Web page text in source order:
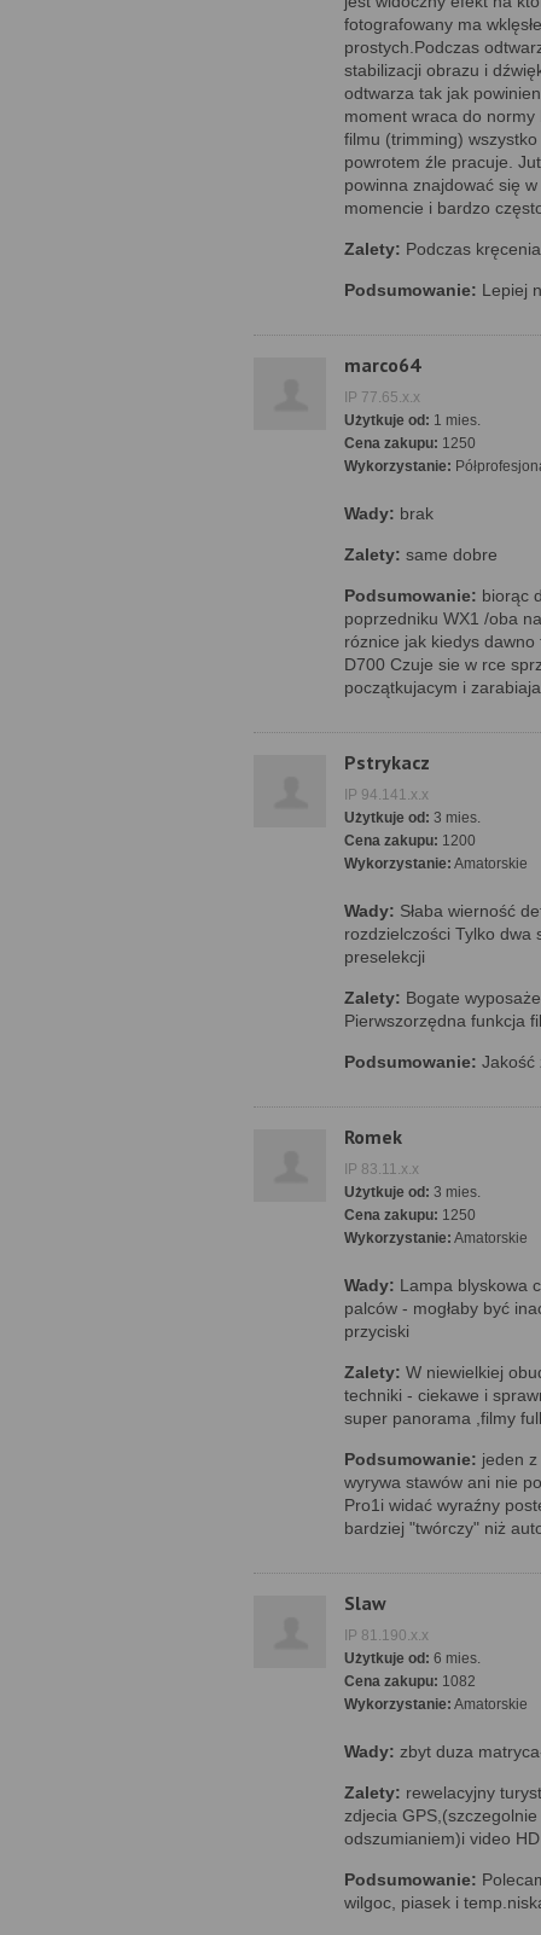
fotografowany ma
prostych.Podczas
stabilizacji obrazu i
odtwarza tak jak
moment wraca do normy
filmu (trimming)
powrotem źle pracuje.
powinna znajdować się
momencie i bardzo
Zalety: Podczas
Podsumowanie: Lepiej
marco64
IP 77.65.x.x
Użytkuje od: 1 mies.
Cena zakupu: 1250
Wykorzystanie:
Wady: brak
Zalety: same dobre
Podsumowanie: biorąc
poprzedniku WX1 /oba
róznice jak kiedys
D700 Czuje sie w rce
początkujacym i
Pstrykacz
IP 94.141.x.x
Użytkuje od: 3 mies.
Cena zakupu: 1200
Wykorzystanie: Amatorskie
Wady: Słaba wierność
rozdzielczości Tylko dwa
preselekcji
Zalety: Bogate
Pierwszorzędna funkcja
Podsumowanie: Jakość
Romek
IP 83.11.x.x
Użytkuje od: 3 mies.
Cena zakupu: 1250
Wykorzystanie: Amatorskie
Wady: Lampa blyskowa
palców - mogłaby być
przyciski
Zalety: W niewielkiej
techniki - ciekawe i
super panorama ,filmy
Podsumowanie: jeden z
wyrywa stawów ani nie
Pro1i widać wyraźny
bardziej "twórczy" niż
Slaw
IP 81.190.x.x
Użytkuje od: 6 mies.
Cena zakupu: 1082
Wykorzystanie: Amatorskie
Wady: zbyt duza
Zalety: rewelacyjny
zdjecia
odszumianiem)i video HD
Podsumowanie:
wilgoc, piasek i